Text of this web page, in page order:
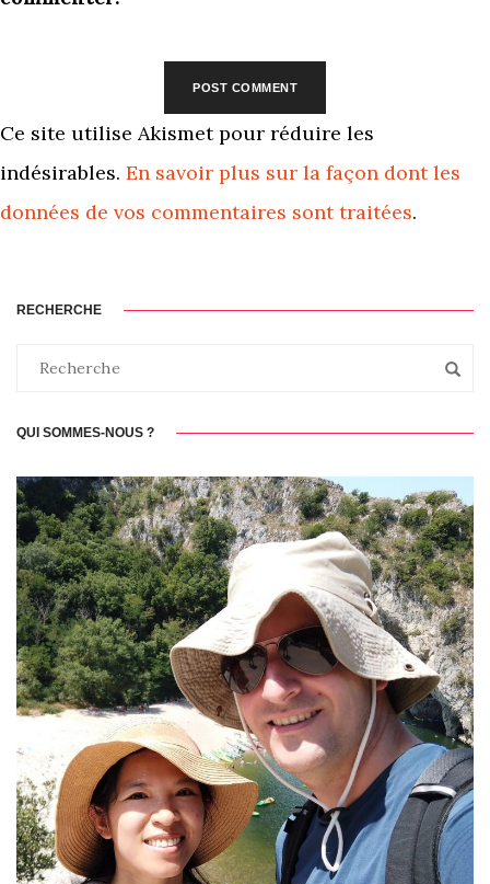
Ce site utilise Akismet pour réduire les
indésirables. En savoir plus sur la façon dont les
données de vos commentaires sont traitées.
RECHERCHE
QUI SOMMES-NOUS ?